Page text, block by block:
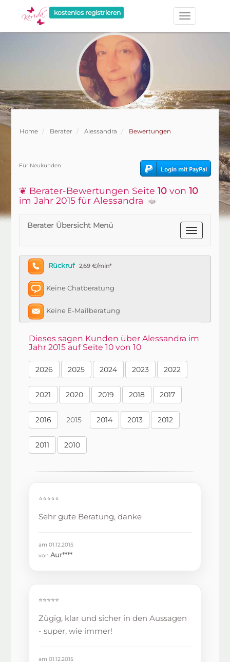
kostenlos registrieren
Home Berater Alessandra Bewertungen
Für Neukunden
❦ Berater-Bewertungen Seite10 von10
im Jahr 2015 für Alessandra
Berater Übersicht Menü
Rückruf 2,69 €/min*
Keine Chatberatung
Keine E-Mailberatung
Dieses sagen Kunden über Alessandra im
Jahr 2015 auf Seite 10 von 10
2026 2025 2024 2023 2022
2021 2020 2019 2018 2017
2016 2015 2014 2013 2012
2011 2010
⭐⭐⭐⭐⭐
Sehr gute Beratung, danke
am 01.12.2015
vonAur****
⭐⭐⭐⭐⭐
Zügig, klar und sicher in den Aussagen
- super, wie immer!
am 01.12.2015